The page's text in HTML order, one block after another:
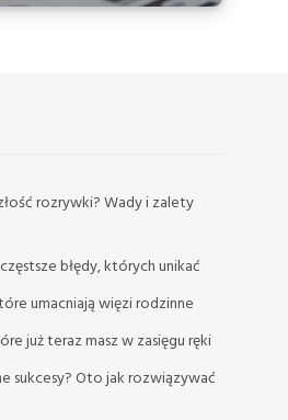
rozrywki? Wady i zalety
błędy, których unikać
umacniają więzi rodzinne
już teraz masz w zasięgu ręki
sukcesy? Oto jak rozwiązywać